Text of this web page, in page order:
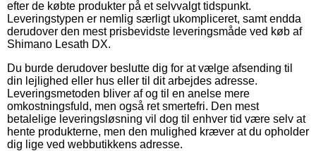
efter de købte produkter på et selvvalgt tidspunkt.
Leveringstypen er nemlig særligt ukompliceret, samt endda
derudover den mest prisbevidste leveringsmåde ved køb af
Shimano Lesath DX.
Du burde derudover beslutte dig for at vælge afsending til
din lejlighed eller hus eller til dit arbejdes adresse.
Leveringsmetoden bliver af og til en anelse mere
omkostningsfuld, men også ret smertefri. Den mest
betalelige leveringsløsning vil dog til enhver tid være selv at
hente produkterne, men den mulighed kræver at du opholder
dig lige ved webbutikkens adresse.